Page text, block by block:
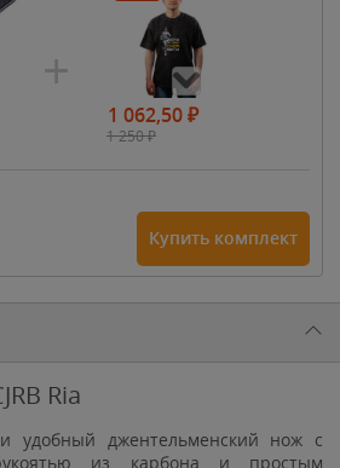
1 062,50₽
1 250₽
1 615₽
1 900₽1 900₽
Купить комплект
Ria
джентельменский нож с
из карбона и простым